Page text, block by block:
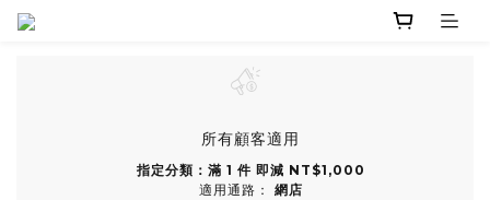
所有顧客適用
指定分類：滿 1 件 即減 NT$1,000
適用通路： 網店